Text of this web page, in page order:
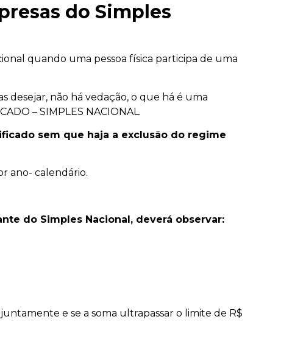
do Simples
quando uma pessoa física participa de uma
desejar, não há vedação, o que há é uma
– SIMPLES NACIONAL.
sem que haja a exclusão do regime
ano- calendário.
do Simples Nacional, deverá observar:
e se a soma ultrapassar o limite de R$